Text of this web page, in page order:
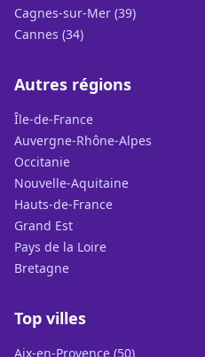
Cagnes-sur-Mer (39)
Cannes (34)
Autres régions
Île-de-France
Auvergne-Rhône-Alpes
Occitanie
Nouvelle-Aquitaine
Hauts-de-France
Grand Est
Pays de la Loire
Bretagne
Top villes
Aix-en-Provence (50)